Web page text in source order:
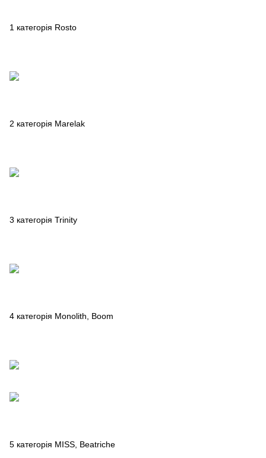
1 категорія Rosto
2 категорія Marelak
3 категорія Trinity
4 категорія Monolith, Boom
5 категорія MISS, Beatriche